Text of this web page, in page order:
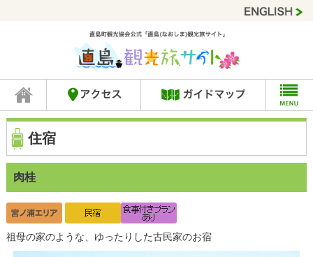
住宿
肉桂
祖母の家のような、ゆったりした古民家のお宿